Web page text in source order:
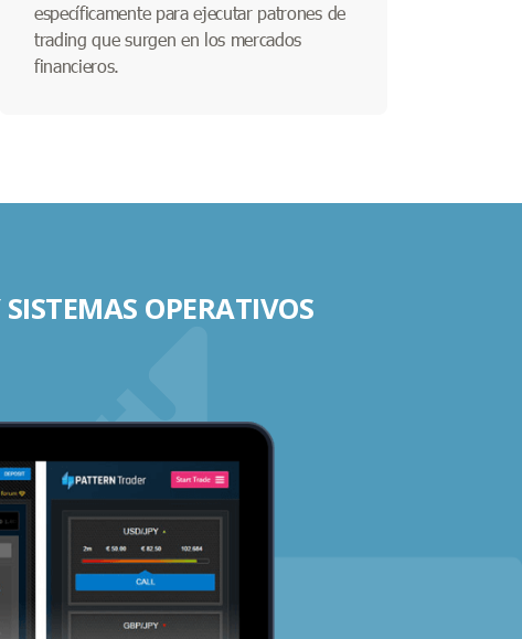
específicamente para ejecutar patrones de
trading que surgen en los mercados
financieros.
OPERATIVOS